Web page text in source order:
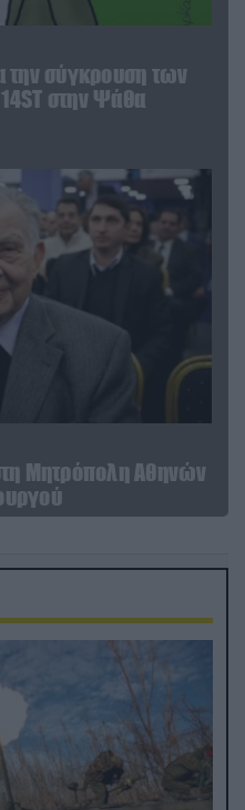
την σύγκρουση των
στην Ψάθα
Μητρόπολη Αθηνών